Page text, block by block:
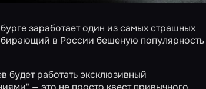
заработает один из самых страшных
в России бешеную популярность
будет работать эксклюзивный